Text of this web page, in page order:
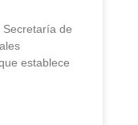
de
establece